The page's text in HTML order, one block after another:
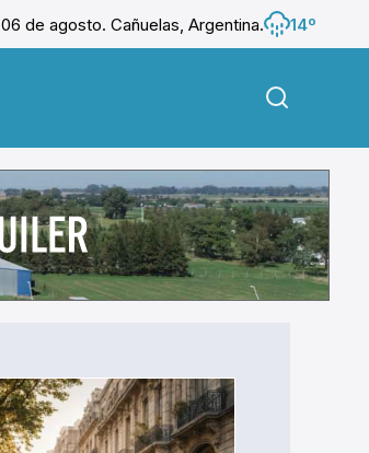
06 de agosto. Cañuelas, Argentina.
14º